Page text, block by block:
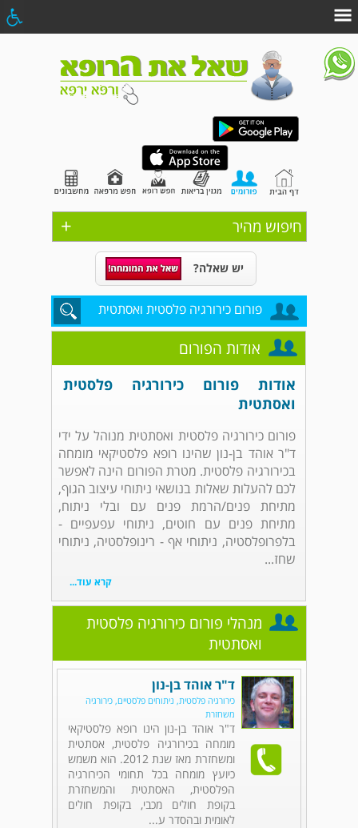
+ חיפוש מהיר
יש שאלה?
פורום כירורגיה פלסטית ואסתטית
אודות הפורום
אודות פורום כירורגיה פלסטית
ואסתטית
פורום כירורגיה פלסטית ואסתטית מנוהל על ידי
ד"ר אוהד בן-נון שהינו רופא פלסטיקאי מומחה
בכירורגיה פלסטית. מטרת הפורום הינה לאפשר
לכם להעלות שאלות בנושאי ניתוחי עיצוב הגוף,
מתיחת פנים/הרמת פנים עם ובלי ניתוח,
מתיחת פנים עם חוטים, ניתוחי עפעפיים -
בלפרופלסטיה, ניתוחי אף - רינופלסטיה, ניתוחי
שחז...
קרא עוד...
מנהלי פורום כירורגיה פלסטית
ואסתטית
ד"ר אוהד בן-נון
כירורגיה פלסטית, ניתוחים פלסטיים, כירורגיה
משחזרת
ד"ר אוהד בן-נון הינו רופא פלסטיקאי
מומחה בכירורגיה פלסטית, אסתטית
ומשחזרת מאז שנת 2012. הוא משמש
כיועץ מומחה בכל תחומי הכירורגיה
הפלסטית, האסתטית והמשחזרת
בקופת חולים מכבי, בקופת חולים
לאומית ובהסדר ע...